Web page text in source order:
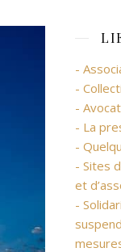
-
-
-
- La
-
- Sites
et
-